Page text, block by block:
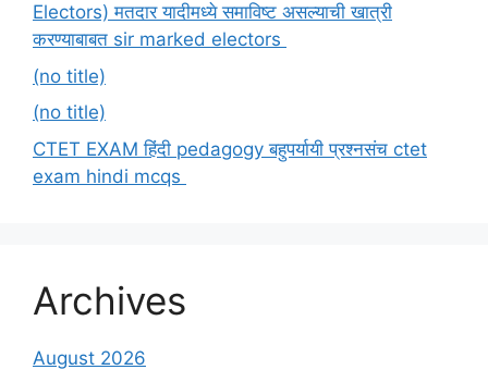
Electors) मतदार यादीमध्ये समाविष्ट असल्याची खात्री
करण्याबाबत sir marked electors
(no title)
(no title)
CTET EXAM हिंदी pedagogy बहुपर्यायी प्रश्नसंच ctet
exam hindi mcqs
Archives
August 2026